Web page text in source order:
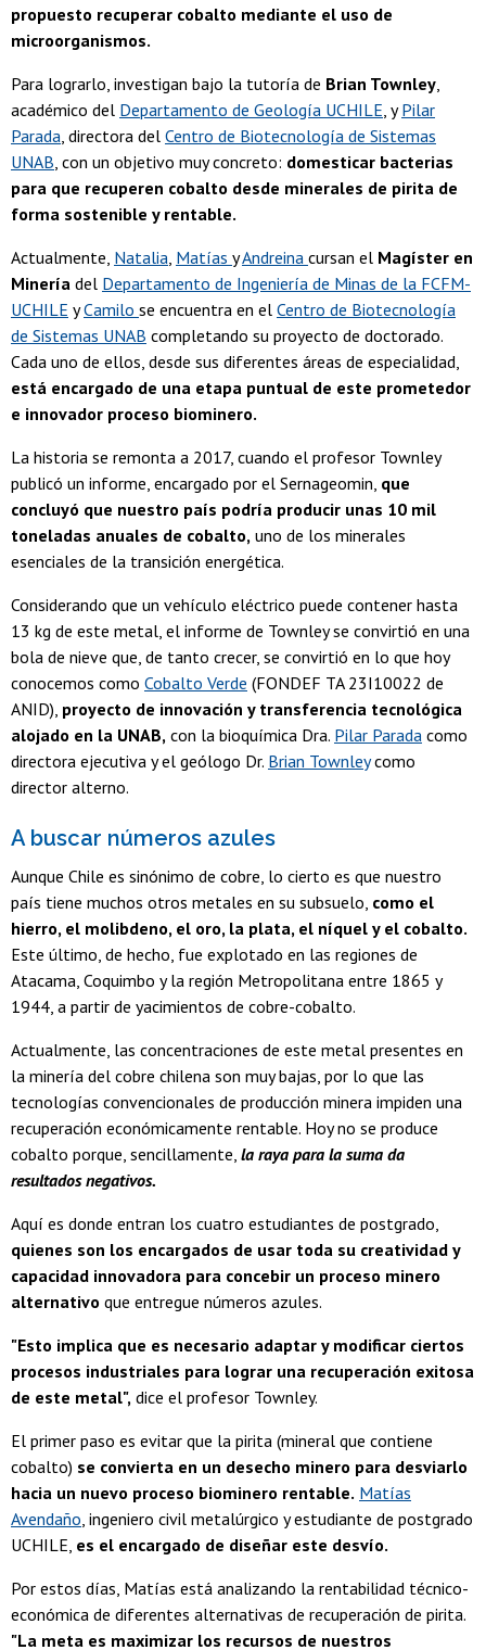
propuesto recuperar cobalto mediante el uso de
microorganismos.
Para lograrlo, investigan bajo la tutoría de Brian Townley
académico del Departamento de Geología UCHILE , yPilar
Parada , directora del Centro de Biotecnología de Sistemas
UNAB , con un objetivo muy concreto: domesticar bacterias
para que recuperen cobalto desde minerales de pirita de
forma sostenible y rentable.
Actualmente, Natalia Matías yAndreina cursan el Magíster en
Minería del Departamento de Ingeniería de Minas de la FCFM-
UCHILE yCamilo se encuentra en el Centro de Biotecnología
de Sistemas UNAB completando su proyecto de doctorado.
Cada uno de ellos, desde sus diferentes áreas de especialidad,
está encargado de una etapa puntual de este prometedor
e innovador proceso biominero.
La historia se remonta a 2017, cuando el profesor Townley
publicó un informe, encargado por el Sernageomin, que
concluyó que nuestro país podría producir unas 10 mil
toneladas anuales de cobalto, uno de los minerales
esenciales de la transición energética.
Considerando que un vehículo eléctrico puede contener hasta
13 kg de este metal, el informe de Townley se convirtió en una
bola de nieve que, de tanto crecer, se convirtió en lo que hoy
conocemos como Cobalto Verde (FONDEF TA 23I10022 de
ANID), proyecto de innovación y transferencia tecnológica
alojado en la UNAB, con la bioquímica Dra. Pilar Parada como
directora ejecutiva y el geólogo Dr. Brian Townleycomo
director alterno.
A buscar números azules
Aunque Chile es sinónimo de cobre, lo cierto es que nuestro
país tiene muchos otros metales en su subsuelo, como el
hierro, el molibdeno, el oro, la plata, el níquel y el cobalto.
Este último, de hecho, fue explotado en las regiones de
Atacama, Coquimbo y la región Metropolitana entre 1865 y
1944, a partir de yacimientos de cobre-cobalto.
Actualmente, las concentraciones de este metal presentes en
la minería del cobre chilena son muy bajas, por lo que las
tecnologías convencionales de producción minera impiden una
recuperación económicamente rentable. Hoy no se produce
cobalto porque, sencillamente, la raya para la suma da
resultados negativos.
Aquí es donde entran los cuatro estudiantes de postgrado,
quienes son los encargados de usar toda su creatividad y
capacidad innovadora para concebir un proceso minero
alternativo que entregue números azules.
"Esto implica que es necesario adaptar y modificar ciertos
procesos industriales para lograr una recuperación exitosa
de este metal", dice el profesor Townley.
El primer paso es evitar que la pirita (mineral que contiene
cobalto) se convierta en un desecho minero para desviarlo
hacia un nuevo proceso biominero rentable. Matías
Avendaño, ingeniero civil metalúrgico y estudiante de postgrado
UCHILE, es el encargado de diseñar este desvío.
Por estos días, Matías está analizando la rentabilidad técnico-
económica de diferentes alternativas de recuperación de pirita.
"La meta es maximizar los recursos de nuestros